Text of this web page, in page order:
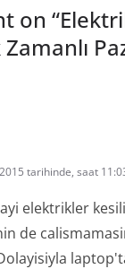
on “
tarihinde, saat
elektrikler
de